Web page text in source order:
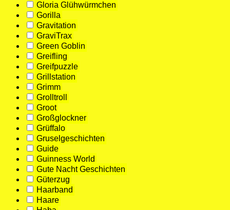
Gloria Glühwürmchen
Gorilla
Gravitation
GraviTrax
Green Goblin
Greifling
Greifpuzzle
Grillstation
Grimm
Grolltroll
Groot
Großglockner
Grüffalo
Gruselgeschichten
Guide
Guinness World
Gute Nacht Geschichten
Güterzug
Haarband
Haare